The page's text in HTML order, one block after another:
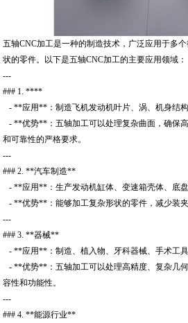
五轴CNC加工是一种的制造技术，广泛应用于多
状的零件。以下是五轴CNC加工的主要应用领域：
---
### 1. ****
- **应用**：制造飞机发动机叶片、涡、机身结构
- **优势**：五轴加工可以处理复杂曲面，确保
和可靠性的严格要求。
---
### 2. **汽车制造**
- **应用**：生产发动机缸体、变速箱壳体、底盘
- **优势**：能够加工复杂形状的零件，减少装
---
### 3. **器械**
- **应用**：制造、植入物、牙科器械、手术工具
- **优势**：五轴加工可以处理高精度、复杂几
容性和功能性。
---
### 4. **能源行业**